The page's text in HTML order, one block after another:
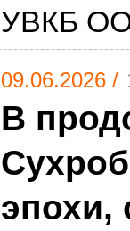
УВКБ
09.06.2026 /
В
эпохи,